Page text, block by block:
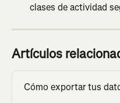
clases de actividad
Artículos
Cómo exportar tus